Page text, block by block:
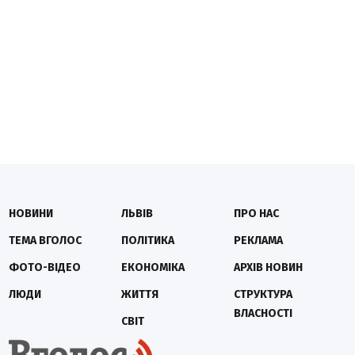
НОВИНИ
ТЕМА ВГОЛОС
ФОТО-ВІДЕО
ЛЮДИ
ЛЬВІВ
ПОЛІТИКА
ЕКОНОМІКА
ЖИТТЯ
СВІТ
ПРО НАС
РЕКЛАМА
АРХІВ НОВИН
СТРУКТУРА
ВЛАСНОСТІ